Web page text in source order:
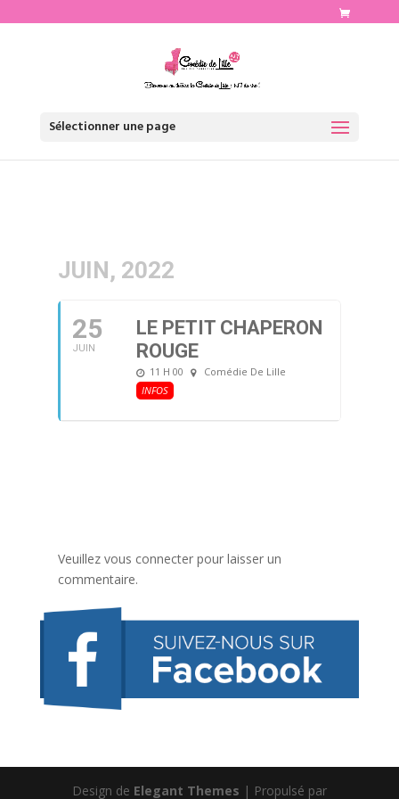
Sélectionner une page
JUIN, 2022
25
JUIN
LE PETIT CHAPERON
ROUGE
11 H 00
Comédie De Lille
INFOS
Veuillez vous connecter pour laisser un
commentaire.
Design de Elegant Themes | Propulsé par